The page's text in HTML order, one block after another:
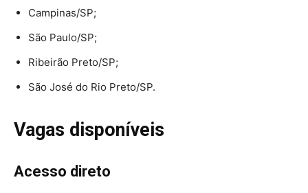
Campinas/SP;
São Paulo/SP;
Ribeirão Preto/SP;
São José do Rio Preto/SP.
Vagas disponíveis
Acesso direto